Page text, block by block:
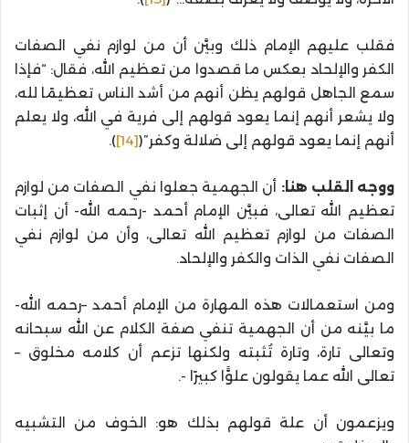
فقلب عليهم الإمام ذلك وبيَّن أن من لوازم نفي الصفات
الكفر والإلحاد بعكس ما قصدوا من تعظيم الله، فقال: “فإذا
سمع الجاهل قولهم يظن أنهم من أشد الناس تعظيمًا لله،
ولا يشعر أنهم إنما يعود قولهم إلى فرية في الله، ولا يعلم
أنهم إنما يعود قولهم إلى ضلالة وكفر”([14]
).
ووجه القلب هنا: أن الجهمية جعلوا نفي الصفات من لوازم
تعظيم الله تعالى، فبيَّن الإمام أحمد -رحمه الله- أن إثبات
الصفات من لوازم تعظيم الله تعالى، وأن من لوازم نفي
الصفات نفي الذات والكفر والإلحاد.
ومن استعمالات هذه المهارة من الإمام أحمد –رحمه الله-
ما بيَّنه من أن الجهمية تنفي صفة الكلام عن الله سبحانه
وتعالى تارة، وتارة تُثبته ولكنها تزعم أن كلامه مخلوق –
تعالى الله عما يقولون علوًّا كبيرًا -.
ويزعمون أن علة قولهم بذلك هو: الخوف من التشبيه